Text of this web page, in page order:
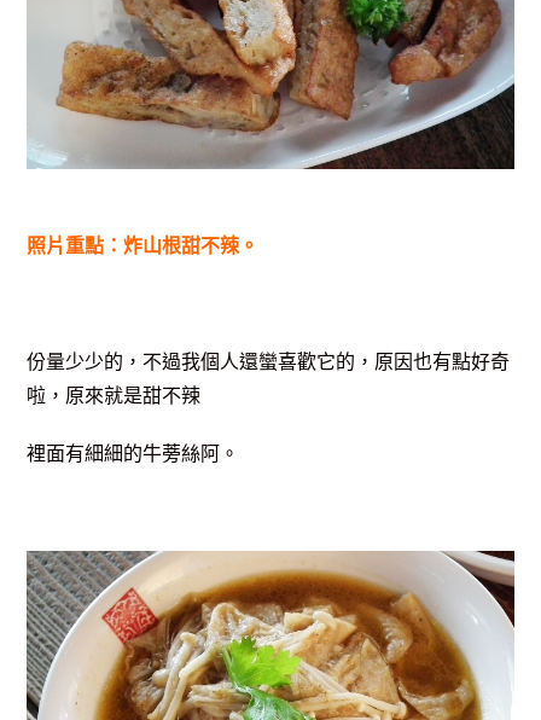
照片重點：炸山根甜不辣。
份量少少的，不過我個人還蠻喜歡它的，原因也有點好奇
啦，原來就是甜不辣
裡面有細細的牛蒡絲阿。